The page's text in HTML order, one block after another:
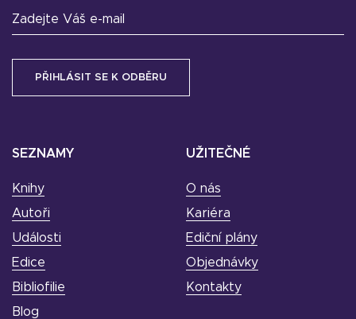
SEZNAMY
Knihy
Autoři
Události
Edice
Bibliofilie
Blog
UŽITEČNÉ
O nás
Kariéra
Ediční plány
Objednávky
Kontakty
Zadejte Váš e-mail